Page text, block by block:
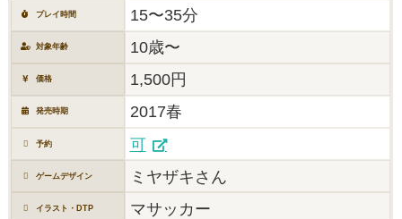
プレイ時間 15〜35分
対象年齢 10歳〜
価格 1,500円
発売時期 2017春
予約 可
ゲームデザイン ミヤザキさん
イラスト・DTP マサッカー